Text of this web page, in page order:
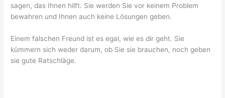
sagen, das Ihnen hilft. Sie werden Sie vor keinem Problem
bewahren und Ihnen auch keine Lösungen geben.
Einem falschen Freund ist es egal, wie es dir geht. Sie
kümmern sich weder darum, ob Sie sie brauchen, noch geben
sie gute Ratschläge.